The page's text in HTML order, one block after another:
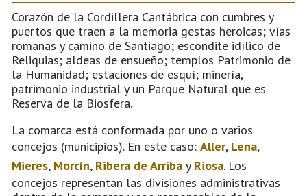
Corazón de la Cordillera Cantábrica con cumbres y
puertos que traen a la memoria gestas heroicas; vías
romanas y camino de Santiago; escondite idílico de
Reliquias; aldeas de ensueño; templos Patrimonio de
la Humanidad; estaciones de esquí; minería,
patrimonio industrial y un Parque Natural que es
Reserva de la Biosfera.
La comarca está conformada por uno o varios
concejos (municipios). En este caso: Aller, Lena,
Mieres, Morcín, Ribera de Arriba y Riosa. Los
concejos representan las divisiones administrativas